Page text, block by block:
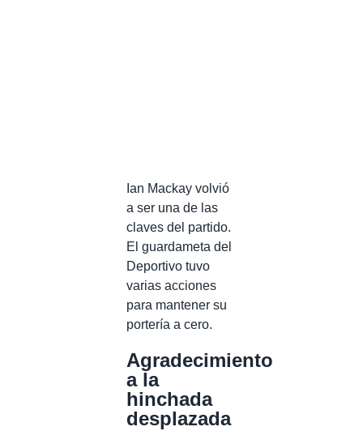
Ian Mackay volvió
a ser una de las
claves del partido.
El guardameta del
Deportivo tuvo
varias acciones
para mantener su
portería a cero.
Agradecimiento
a la
hinchada
desplazada